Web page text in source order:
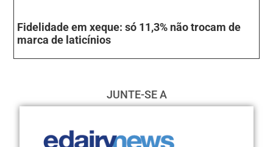
Fidelidade em xeque: só 11,3% não trocam de
marca de laticínios
JUNTE-SE A